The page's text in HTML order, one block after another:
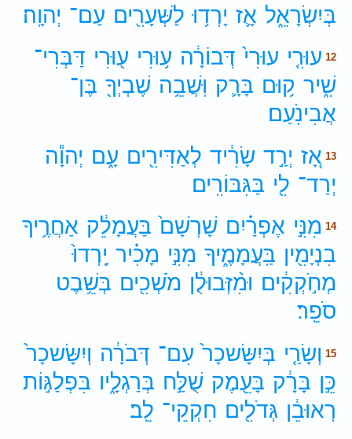
בְּיִשְׂרָאֵ֑ל אָ֛ז יָרְד֥וּ לַשְּׁעָרִ֖ים עַם־ יְהוָֽה׃
12 עוּרִ֤י עוּרִי֙ דְּבוֹרָ֔ה ע֥וּרִי ע֖וּרִי דַּבְּרִי־
שִׁ֑יר ק֥וּם בָּרָ֛ק וּֽשֲׁבֵ֥ה שֶׁבְיְךָ֖ בֶּן־
אֲבִינֹֽעַם׃
13 אָ֚ז יְרַ֣ד שָׂרִ֔יד לְאַדִּירִ֖ים עָ֑ם יְהוָ֕ה
יְרַד־ לִ֖י בַּגִּבּוֹרִֽים׃
14 מִנִּ֣י אֶפְרַ֗יִם שָׁרְשָׁם֙ בַּעֲמָלֵ֔ק אַחֲרֶ֥יךָ
בִנְיָמִ֖ין בַּֽעֲמָמֶ֑יךָ מִנִּ֣י מָכִ֗יר יָֽרְדוּ֙
מְחֹ֣קְקִ֔ים וּמִ֨זְּבוּלֻ֔ן מֹשְׁכִ֖ים בְּשֵׁ֥בֶט
סֹפֵֽר׃
15 וְשָׂרַ֤י בְּיִשָּׂשכָר֙ עִם־ דְּבֹרָ֔ה וְיִשָּׂשכָר֙
כֵּ֣ן בָּרָ֔ק בָּעֵ֖מֶק שֻׁלַּ֣ח בְּרַגְלָ֑יו בִּפְלַגּ֣וֹת
רְאוּבֵ֔ן גְּדֹלִ֖ים חִקְקֵי־ לֵֽב׃